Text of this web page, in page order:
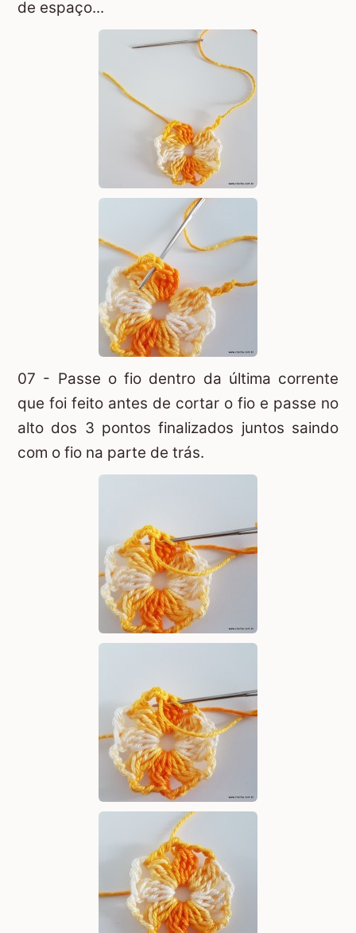
de espaço...
07 - Passe o fio dentro da última corrente
que foi feito antes de cortar o fio e passe no
alto dos 3 pontos finalizados juntos saindo
com o fio na parte de trás.